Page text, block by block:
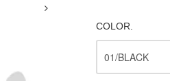
COLOR.